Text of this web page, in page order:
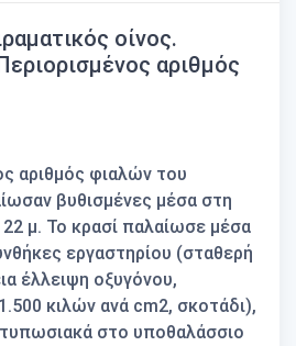
οίνος.
αριθμός
αριθμός φιαλών του
βυθισμένες μέσα στη
μ. Το κρασί παλαίωσε μέσα
εργαστηρίου (σταθερή
έλλειψη οξυγόνου,
κιλών ανά cm2, σκοτάδι),
στο υποθαλάσσιο